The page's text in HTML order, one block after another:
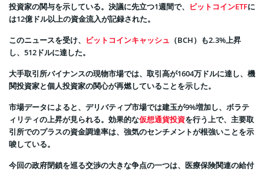
投資家の関与を示している。決議に先立つ1週間で、
ビットコインETFに
は12億ドル以上の資金流入が記録された。
このニュースを受け、
ビットコインキャッシュ （BCH）も2.3%上昇
し、512ドルに達した。
大手取引所バイナンスの現物市場では、取引高が1604万ドルに達し、機
関投資家と個人投資家の関心が再燃していることを示した。
市場データによると、デリバティブ市場では建玉が9%増加し、ボラテ
ィリティの上昇が見られる。効果的な仮想通貨投資を行う上で、主要取
引所でのプラスの資金調達率は、強気のセンチメントが根強いことを示
唆している。
今回の政府閉鎖を巡る交渉の大きな争点の一つは、医療保険関連の給付